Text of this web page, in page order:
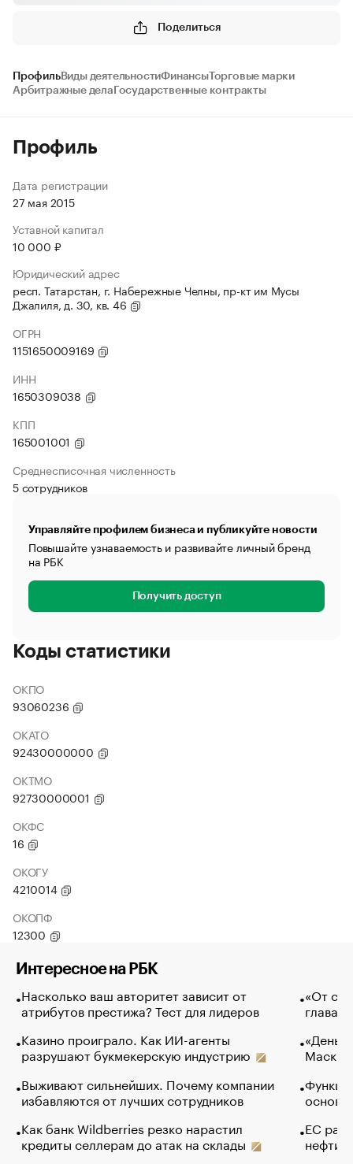
Поделиться
ПрофильВиды деятельностиФинансыТорговые марки
Арбитражные дела Государственные контракты
Профиль
Дата регистрации
27 мая 2015
Уставной капитал
10 000 ₽
Юридический адрес
респ. Татарстан, г. Набережные Челны, пр-кт им Мусы
Джалиля, д. 30, кв. 46
ОГРН
1151650009169
ИНН
1650309038
КПП
165001001
Среднесписочная численность
5 сотрудников
Управляйте профилем бизнеса и публикуйте новости
Повышайте узнаваемость и развивайте личный бренд
на РБК
Получить доступ
Коды статистики
ОКПО
93060236
ОКАТО
92430000000
ОКТМО
92730000001
ОКФС
16
ОКОГУ
4210014
ОКОПФ
12300
Интересное на РБК
Насколько ваш авторитет зависит от
атрибутов престижа? Тест для лидеров
Казино проиграло. Как ИИ-агенты
разрушают букмекерскую индустрию
Выживают сильнейших. Почему компании
избавляются от лучших сотрудников
Как банк Wildberries резко нарастил
кредиты селлерам до атак на склады
«От
глава
Маск в
основ
ЕС
нефти